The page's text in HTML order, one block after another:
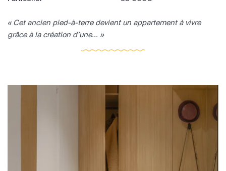
« Cet ancien pied-à-terre devient un appartement à vivre
grâce à la création d’une... »